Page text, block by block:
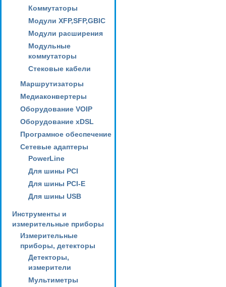
Коммутаторы
Модули XFP,SFP,GBIC
Модули расширения
Модульные
коммутаторы
Стековые кабели
Маршрутизаторы
Медиаконвертеры
Оборудование VOIP
Оборудование xDSL
Програмное обеспечение
Сетевые адаптеры
PowerLine
Для шины PCI
Для шины PCI-E
Для шины USB
Инструменты и
измерительные приборы
Измерительные
приборы, детекторы
Детекторы,
измерители
Мультиметры